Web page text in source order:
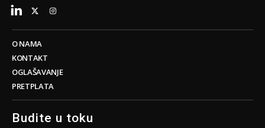
O NAMA
KONTAKT
OGLAŠAVANJE
PRETPLATA
Budite u toku